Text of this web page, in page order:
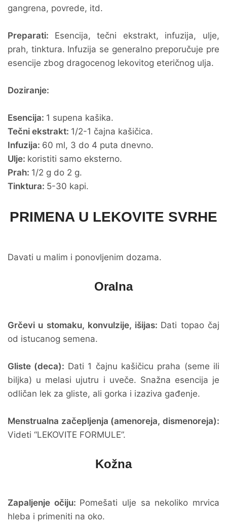
gangrena, povrede, itd.
Preparati: Esencija, tečni ekstrakt, infuzija, ulje,
prah, tinktura. Infuzija se generalno preporučuje pre
esencije zbog dragocenog lekovitog eteričnog ulja.
Doziranje:
Esencija: 1 supena kašika.
Tečni ekstrakt: 1/2-1 čajna kašičica.
Infuzija: 60 ml, 3 do 4 puta dnevno.
Ulje: koristiti samo eksterno.
Prah: 1/2 g do 2 g.
Tinktura: 5-30 kapi.
PRIMENA U LEKOVITE SVRHE
Davati u malim i ponovljenim dozama.
Oralna
Grčevi u stomaku, konvulzije, išijas: Dati topao čaj
od istucanog semena.
Gliste (deca): Dati 1 čajnu kašičicu praha (seme ili
biljka) u melasi ujutru i uveče. Snažna esencija je
odličan lek za gliste, ali gorka i izaziva gađenje.
Menstrualna začepljenja (amenoreja, dismenoreja):
Videti “LEKOVITE FORMULE”.
Kožna
Zapaljenje očiju: Pomešati ulje sa nekoliko mrvica
hleba i primeniti na oko.